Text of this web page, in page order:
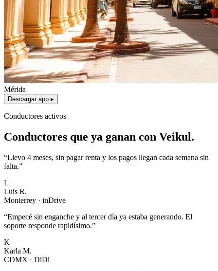
Mérida
Descargar app ▸
Conductores activos
Conductores que ya ganan con Veikul.
“Llevo 4 meses, sin pagar renta y los pagos llegan cada semana sin
falta.”
L
Luis R.
Monterrey · inDrive
“Empecé sin enganche y al tercer día ya estaba generando. El
soporte responde rapidísimo.”
K
Karla M.
CDMX · DiDi